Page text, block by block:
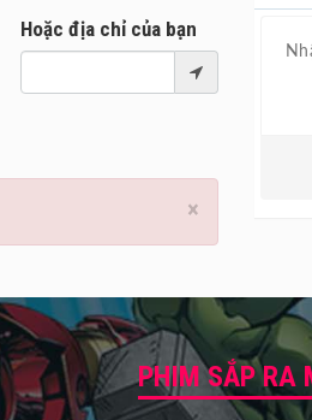
quanh Mr. X được hé lộ dưới bàn tay
của danh họa René Magritte, bộ
Ông Đó dự kiến khởi chiếu tại
Hoặc địa chỉ của bạn
×
PHIM SẮP RA